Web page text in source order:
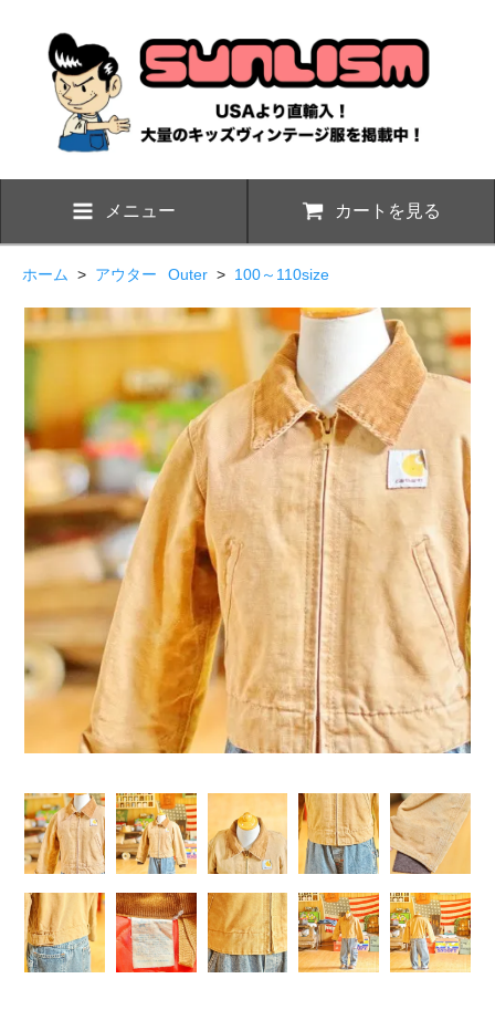
メニュー カートを見る
ホーム > アウター Outer > 100～110size